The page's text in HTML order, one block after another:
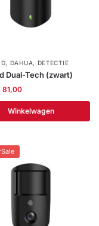
, DAHUA, DETECTIE
Dual-Tech (zwart)
81,00
Winkelwagen